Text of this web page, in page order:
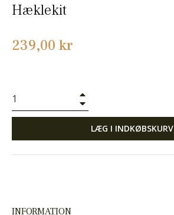
Hæklekit
Normalpris
239,00 kr
LÆG I INDKØBSKURV
INFORMATION